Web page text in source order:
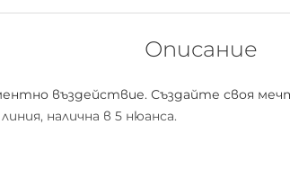
Описание
въздействие. Създайте своя
налична в 5 нюанса.